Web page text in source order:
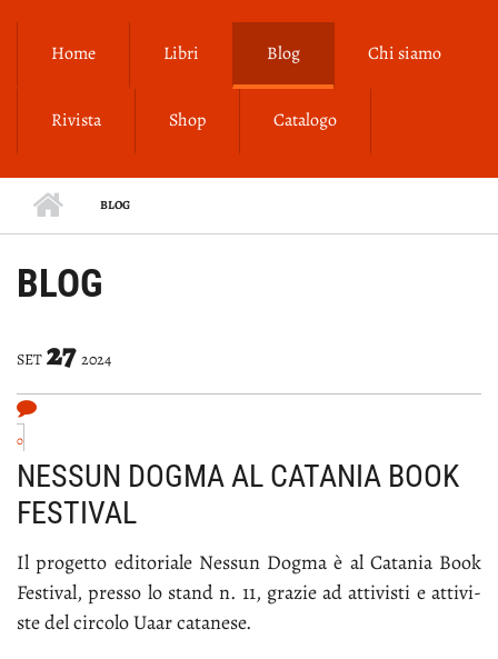
Home Libri Blog Chi siamo
Rivista Shop Catalogo
BLOG
BLOG
SET 27 2024
0
NESSUN DOGMA AL CATANIA BOOK
FESTIVAL
Il pro­get­to edi­to­ria­le Nes­sun Dog­ma è al Ca­ta­nia Book
Fe­sti­val, pres­so lo stand n. 11, gra­zie ad at­ti­vi­sti e at­ti­vi­
ste del cir­co­lo Uaar ca­ta­ne­se.